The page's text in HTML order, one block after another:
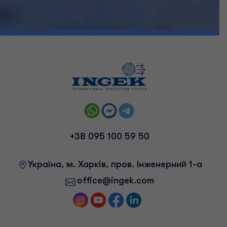
+38 095 100 59 50
Українa, м. Харків, пров. Інженерний 1-а
office@ingek.com